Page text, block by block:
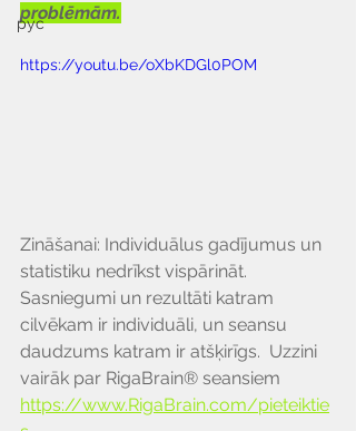
рус
problēmām.
https://youtu.be/oXbKDGl0POM
Zināšanai: Individuālus gadījumus un
statistiku nedrīkst vispārināt.
Sasniegumi un rezultāti katram
cilvēkam ir individuāli, un seansu
daudzums katram ir atšķirīgs.  Uzzini
vairāk par RigaBrain® seansiem
https://www.RigaBrain.com/pieteiktie